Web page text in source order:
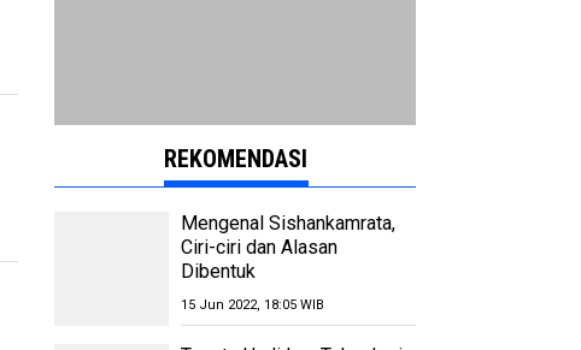
REKOMENDASI
Mengenal Sishankamrata,
Ciri-ciri dan Alasan
Dibentuk
15 Jun 2022, 18:05 WIB